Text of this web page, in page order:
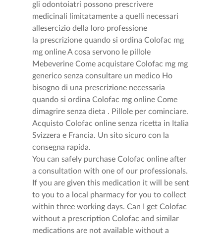
gli odontoiatri possono prescrivere
medicinali limitatamente a quelli necessari
allesercizio della loro professione
la prescrizione quando si ordina Colofac mg
mg online A cosa servono le pillole
Mebeverine Come acquistare Colofac mg mg
generico senza consultare un medico Ho
bisogno di una prescrizione necessaria
quando si ordina Colofac mg online Come
dimagrire senza dieta . Pillole per cominciare.
Acquisto Colofac online senza ricetta in Italia
Svizzera e Francia. Un sito sicuro con la
consegna rapida.
You can safely purchase Colofac online after
a consultation with one of our professionals.
If you are given this medication it will be sent
to you to a local pharmacy for you to collect
within three working days. Can I get Colofac
without a prescription Colofac and similar
medications are not available without a